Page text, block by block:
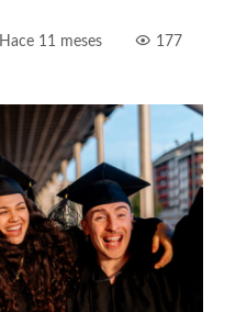
Hace 11 meses 177